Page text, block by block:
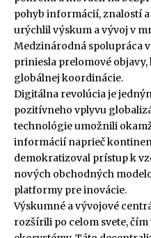
pohyb informácií, znalostí
urýchlil výskum a vývoj v
Medzinárodná spolupráca
priniesla prelomové
globálnej koordinácie.
Digitálna revolúcia je
pozitívneho vplyvu
technológie umožnili
informácií naprieč
demokratizoval prístup k
nových obchodných
platformy pre inovácie.
Výskumné a vývojové
rozšírili po celom svete,